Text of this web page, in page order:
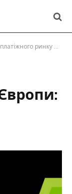
ринку Європи: дослідження